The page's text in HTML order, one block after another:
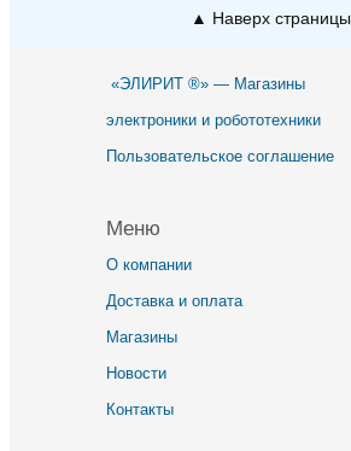
▲ Наверх страницы
«ЭЛИРИТ ®» — Магазины
электроники и робототехники
Пользовательское соглашение
Меню
О компании
Доставка и оплата
Магазины
Новости
Контакты